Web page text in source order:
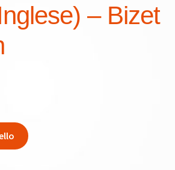
– Bizet